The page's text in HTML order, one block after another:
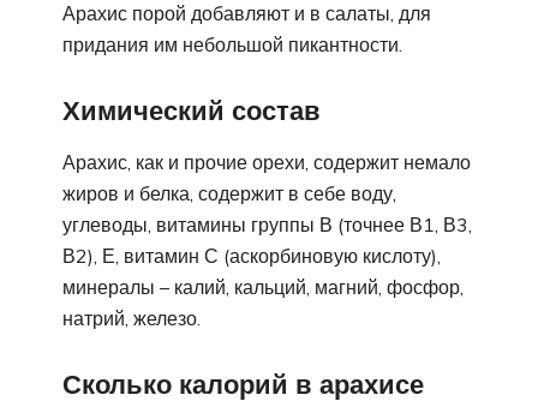
Арахис порой добавляют и в салаты, для
придания им небольшой пикантности.
Химический состав
Арахис, как и прочие орехи, содержит немало
жиров и белка, содержит в себе воду,
углеводы, витамины группы В (точнее В1, В3,
В2), Е, витамин С (аскорбиновую кислоту),
минералы – калий, кальций, магний, фосфор,
натрий, железо.
Сколько калорий в арахисе